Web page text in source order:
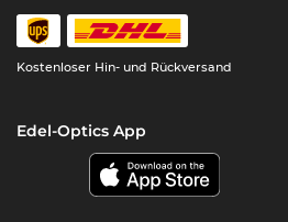
Kostenloser Hin- und Rückversand
Edel-Optics App